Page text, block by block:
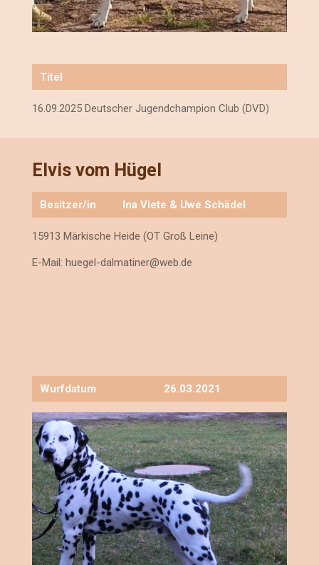
Titel
16.09.2025 Deutscher Jugendchampion Club (DVD)
Elvis vom Hügel
Besitzer/in Ina Viete & Uwe Schädel
15913 Märkische Heide (OT Groß Leine)
E-Mail: huegel-dalmatiner@web.de
Wurfdatum 26.03.2021